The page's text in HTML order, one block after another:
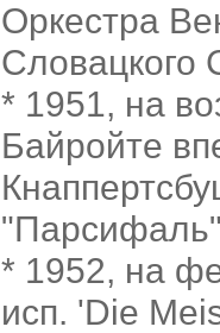
Оркестра
Словацкого
* 1951, на
Байройте
* 1952, на
исп. 'Die